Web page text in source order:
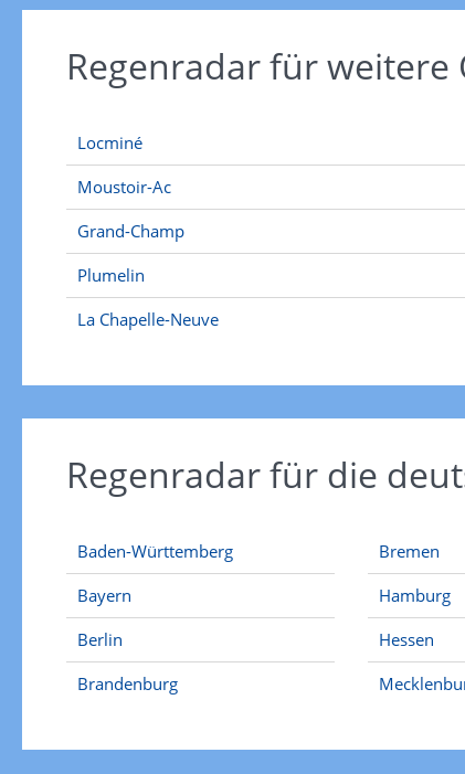
Regenradar für
Locminé
Moustoir-Ac
Grand-Champ
Plumelin
La Chapelle-Neuve
Regenradar für die
Baden-Württemberg
Bayern
Berlin
Brandenburg
Bremen
Hamburg
Hessen